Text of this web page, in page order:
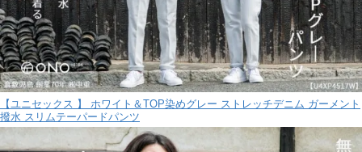
【ユニセックス 】 ホワイト＆TOP染めグレー ストレッチデニム ガーメント
撥水 スリムテーパードパンツ